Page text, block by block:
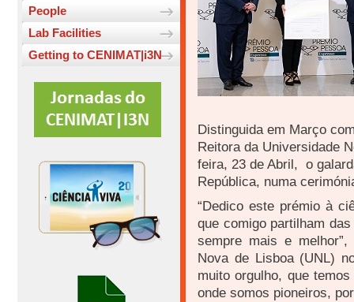
People
Lab Facilities
Getting to CENIMAT|i3N
Distinguida em Março
Reitora da Universidade
feira, 23 de Abril, o
República, numa
“Dedico este prémio à
que comigo partilham
sempre mais e
Nova de Lisboa (UNL)
muito orgulho, que
onde somos pioneiros,